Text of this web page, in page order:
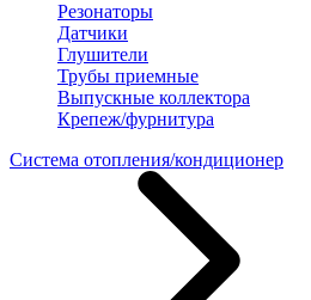
Резонаторы
Датчики
Глушители
Трубы приемные
Выпускные коллектора
Крепеж/фурнитура
Система отопления/кондиционер